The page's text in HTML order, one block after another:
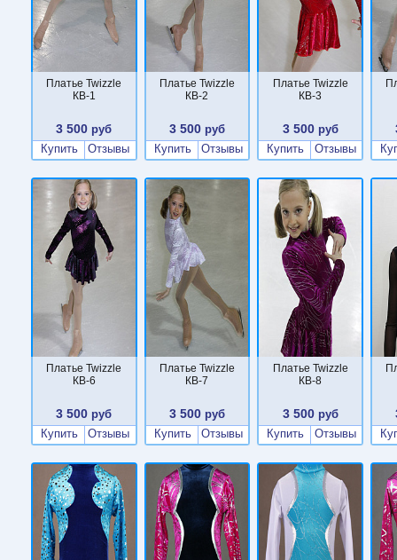
Платье Twizzle
КВ-1
3 500 руб
Купить
Отзывы
Платье Twizzle
КВ-2
3 500 руб
Купить
Отзывы
Платье Twizzle
КВ-3
3 500руб
Купить
Отзывы
Платье Twizzle
КВ-6
3 500 руб
Купить
Отзывы
Платье Twizzle
КВ-7
3 500 руб
Купить
Отзывы
Платье Twizzle
КВ-8
3 500руб
Купить
Отзывы